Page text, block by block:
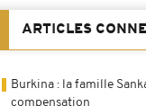
ARTICLES
Burkina : la famille
compensation